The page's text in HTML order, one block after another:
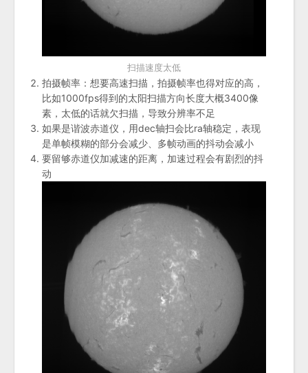
扫描速度太低
拍摄帧率：想要高速扫描，拍摄帧率也得对应的高，
比如1000fps得到的太阳扫描方向长度大概3400像
素，太低的话就欠扫描，导致分辨率不足
如果是谐波赤道仪，用dec轴扫会比ra轴稳定，表现
是单帧模糊的部分会减少、多帧动画的抖动会减小
要留够赤道仪加减速的距离，加速过程会有剧烈的抖
动